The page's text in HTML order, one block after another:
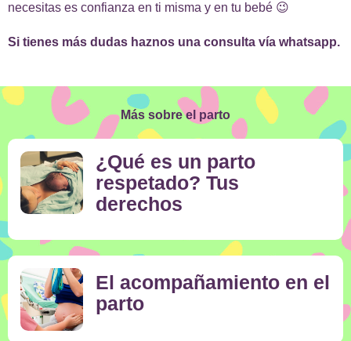
necesitas es confianza en ti misma y en tu bebé 😉
Si tienes más dudas haznos una consulta vía whatsapp.
Más sobre el parto
¿Qué es un parto
respetado? Tus
derechos
El acompañamiento en el
parto